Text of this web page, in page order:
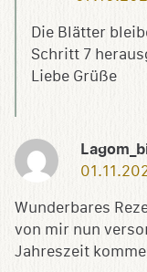
Die Blätter
Schritt 7
Liebe Grüße
Wunderbares
von mir nun
Jahreszeit